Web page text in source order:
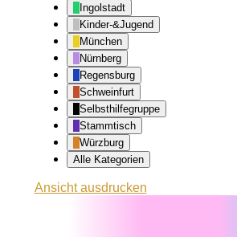
Ingolstadt
Kinder-&Jugend
München
Nürnberg
Regensburg
Schweinfurt
Selbsthilfegruppe
Stammtisch
Würzburg
Alle Kategorien
Ansichtausdrucken